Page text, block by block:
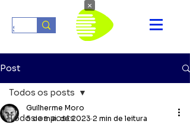
Post
Todos os posts
Todos os posts
Guilherme Moro
5 de mai. de 2023 2 min de leitura
×